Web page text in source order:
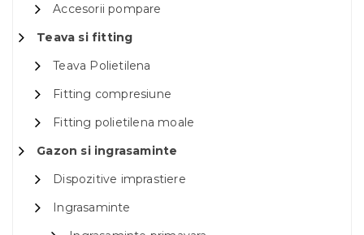
Accesorii pompare
Teava si fitting
Teava Polietilena
Fitting compresiune
Fitting polietilena moale
Gazon si ingrasaminte
Dispozitive imprastiere
Ingrasaminte